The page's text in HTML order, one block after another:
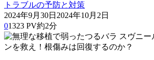
トラブルの予防と対策
2024年9月30日 2024年10月2日
01323 PV約2分